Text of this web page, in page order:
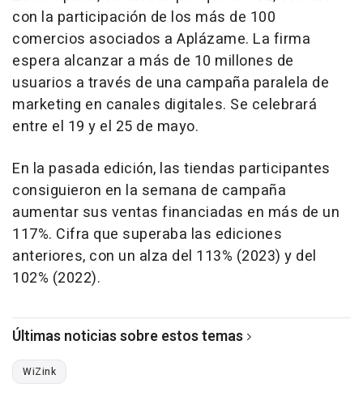
con la participación de los más de 100
comercios asociados a Aplázame. La firma
espera alcanzar a más de 10 millones de
usuarios a través de una campaña paralela de
marketing en canales digitales. Se celebrará
entre el 19 y el 25 de mayo.
En la pasada edición, las tiendas participantes
consiguieron en la semana de campaña
aumentar sus ventas financiadas en más de un
117%. Cifra que superaba las ediciones
anteriores, con un alza del 113% (2023) y del
102% (2022).
Últimas noticias sobre estos temas
WiZink